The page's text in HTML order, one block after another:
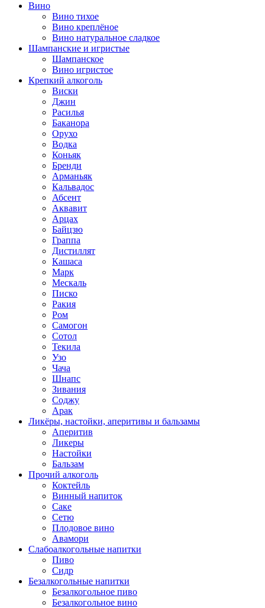
Вино
Вино тихое
Вино креплёное
Вино натуральное сладкое
Шампанские и игристые
Шампанское
Вино игристое
Крепкий алкоголь
Виски
Джин
Расилья
Баканора
Орухо
Водка
Коньяк
Бренди
Арманьяк
Кальвадос
Абсент
Аквавит
Арцах
Байцзю
Граппа
Дистиллят
Кашаса
Марк
Мескаль
Писко
Ракия
Ром
Самогон
Сотол
Текила
Узо
Чача
Шнапс
Зивания
Соджу
Арак
Ликёры, настойки, аперитивы и бальзамы
Аперитив
Ликеры
Настойки
Бальзам
Прочий алкоголь
Коктейль
Винный напиток
Саке
Сетю
Плодовое вино
Авамори
Слабоалкогольные напитки
Пиво
Сидр
Безалкогольные напитки
Безалкогольное пиво
Безалкогольное вино